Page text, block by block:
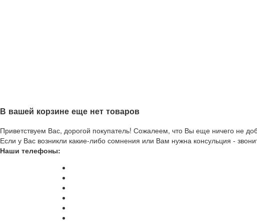
В вашей корзине еще нет товаров
Приветствуем Вас, дорогой покупатель! Сожалеем, что Вы еще ничего не
Если у Вас возникли какие-либо сомнения или Вам нужна консульция -
Наши телефоны: